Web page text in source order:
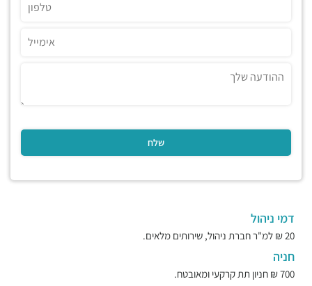
דמי ניהול
20 ₪ למ"ר חברת ניהול, שירותים מלאים.
חניה
700 ₪ חניון תת קרקעי ומאובטח.